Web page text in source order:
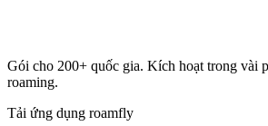
Gói cho 200+ quốc gia. Kích hoạt trong vài
roaming.
Tải ứng dụng roamfly